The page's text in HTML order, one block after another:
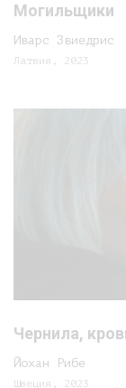
Могильщики
Иварс Звиедрис
Латвия, 2023
Чернила,
Йохан Рибе
Швеция, 2023